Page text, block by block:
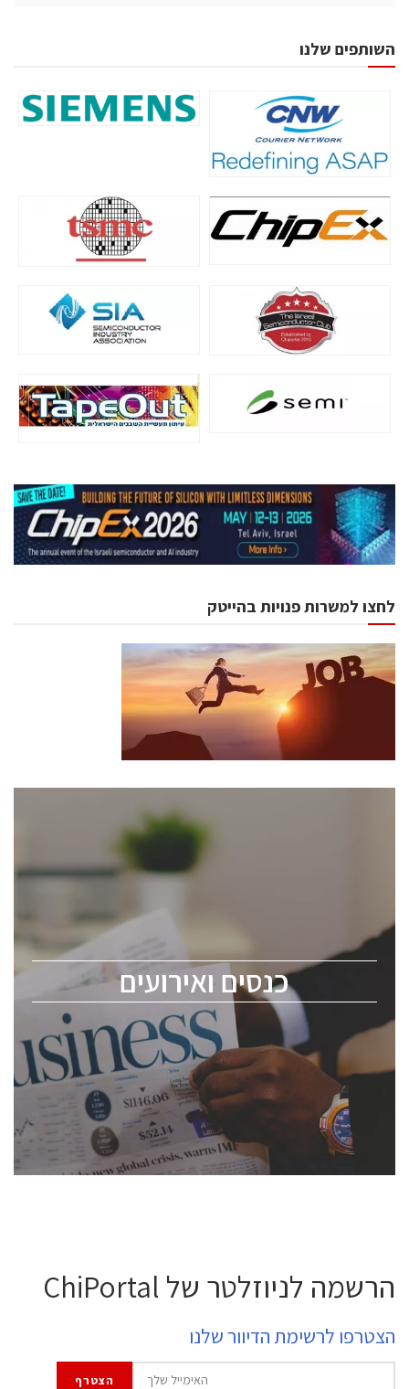
השותפים שלנו
לחצו למשרות פנויות בהייטק
כנסים ואירועים
כנסים ואירועים
לכל העוסקים בתעשיית הסמיקונדקטור כולל מהנדסים,
ChipEx2026 will be held on May 12-13, 2026. The
conference is intended for everyone involved in the
semiconductor industry, including engineers,
professional experts, and senior executives.
לחץ לפרטים
הרשמה לניוזלטר של ChiPortal
הצטרפו לרשימת הדיוור שלנו